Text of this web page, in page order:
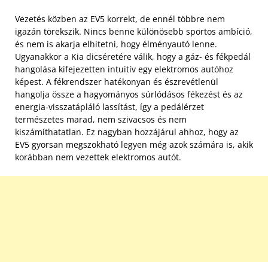
Vezetés közben az EV5 korrekt, de ennél többre nem
igazán törekszik. Nincs benne különösebb sportos ambíció,
és nem is akarja elhitetni, hogy élményautó lenne.
Ugyanakkor a Kia dicséretére válik, hogy a gáz- és fékpedál
hangolása kifejezetten intuitív egy elektromos autóhoz
képest. A fékrendszer hatékonyan és észrevétlenül
hangolja össze a hagyományos súrlódásos fékezést és az
energia-visszatápláló lassítást, így a pedálérzet
természetes marad, nem szivacsos és nem
kiszámíthatatlan. Ez nagyban hozzájárul ahhoz, hogy az
EV5 gyorsan megszokható legyen még azok számára is, akik
korábban nem vezettek elektromos autót.